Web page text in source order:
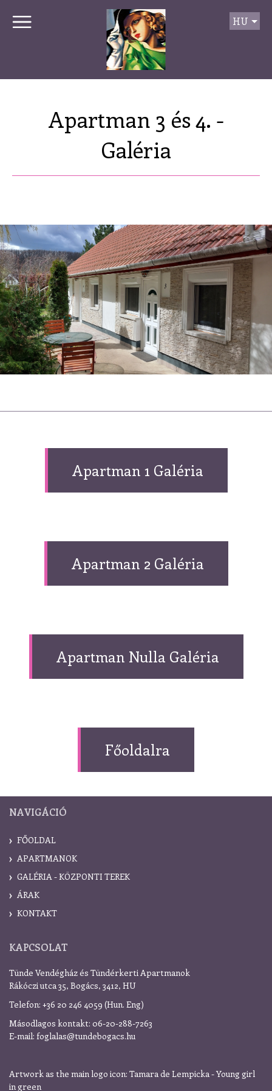
HU
Apartman 3 és 4. -
Galéria
Apartman 1 Galéria
Apartman 2 Galéria
Apartman Nulla Galéria
Főoldalra
NAVIGÁCIÓ
FŐOLDAL
APARTMANOK
GALÉRIA - KÖZPONTI TEREK
ÁRAK
KONTAKT
KAPCSOLAT
Tünde Vendégház és Tündérkerti Apartmanok
Rákóczi utca 35, Bogács, 3412, HU
Telefon: +36 20 246 4059 (Hun. Eng)
Másodlagos kontakt: 06-20-288-7263
E-mail: foglalas@tundebogacs.hu
Artwork as the main logo icon: Tamara de Lempicka - Young girl
in green